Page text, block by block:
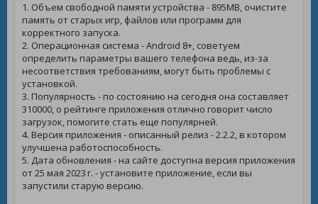
1. Объем свободной памяти устройства - 895MB, очистите
память от старых игр, файлов или программ для
корректного запуска.
2. Операционная система - Android 8+, советуем
определить параметры вашего телефона ведь, из-за
несоответствия требованиям, могут быть проблемы с
установкой.
3. Популярность - по состоянию на сегодня она составляет
310000, о рейтинге приложения отлично говорит число
загрузок, помогите стать еще популярней.
4. Версия приложения - описанный релиз - 2.2.2, в котором
улучшена работоспособность.
5. Дата обновления - на сайте доступна версия приложения
от 25 мая 2023 г. - установите приложение, если вы
запустили старую версию.